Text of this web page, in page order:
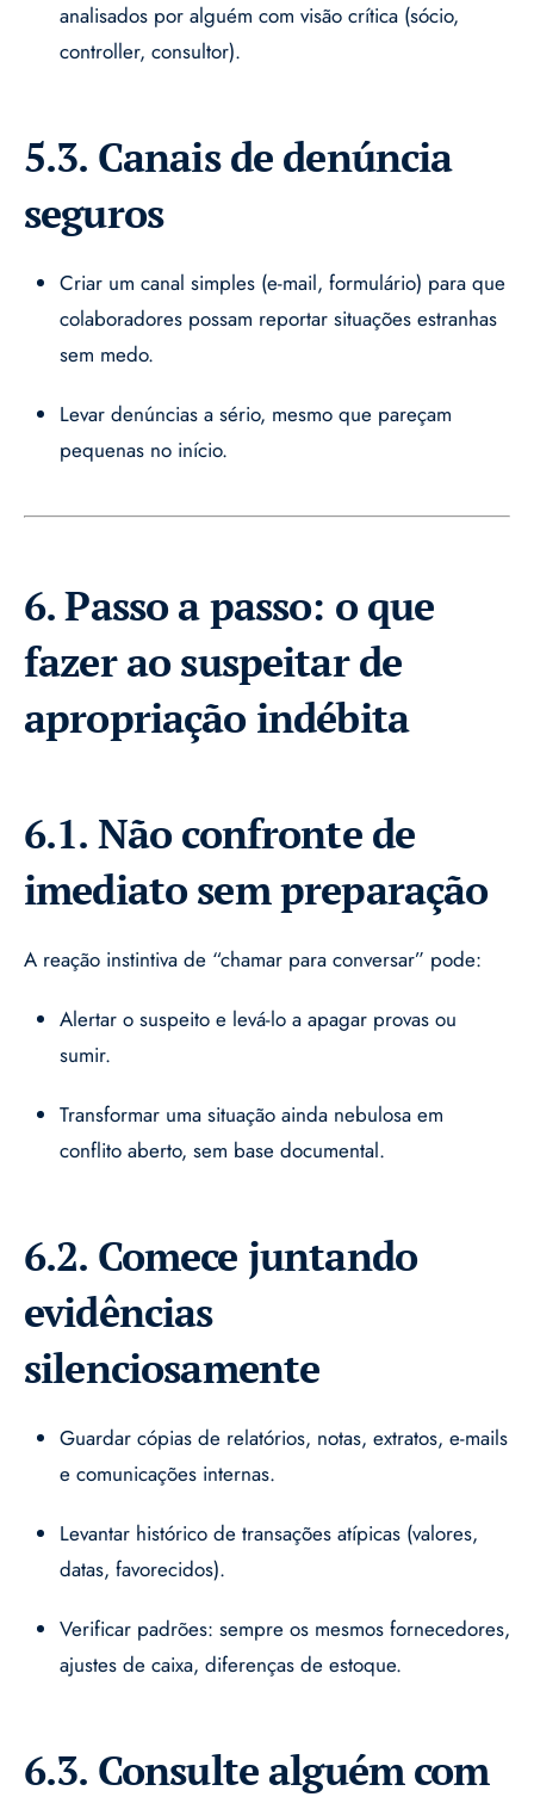
analisados por alguém com visão crítica (sócio,
controller, consultor).
5.3. Canais de denúncia
seguros
Criar um canal simples (e-mail, formulário) para que
colaboradores possam reportar situações estranhas
sem medo.
Levar denúncias a sério, mesmo que pareçam
pequenas no início.
6. Passo a passo: o que
fazer ao suspeitar de
apropriação indébita
6.1. Não confronte de
imediato sem preparação
A reação instintiva de “chamar para conversar” pode:
Alertar o suspeito e levá-lo a apagar provas ou
sumir.
Transformar uma situação ainda nebulosa em
conflito aberto, sem base documental.
6.2. Comece juntando
evidências
silenciosamente
Guardar cópias de relatórios, notas, extratos, e-mails
e comunicações internas.
Levantar histórico de transações atípicas (valores,
datas, favorecidos).
Verificar padrões: sempre os mesmos fornecedores,
ajustes de caixa, diferenças de estoque.
6.3. Consulte alguém com